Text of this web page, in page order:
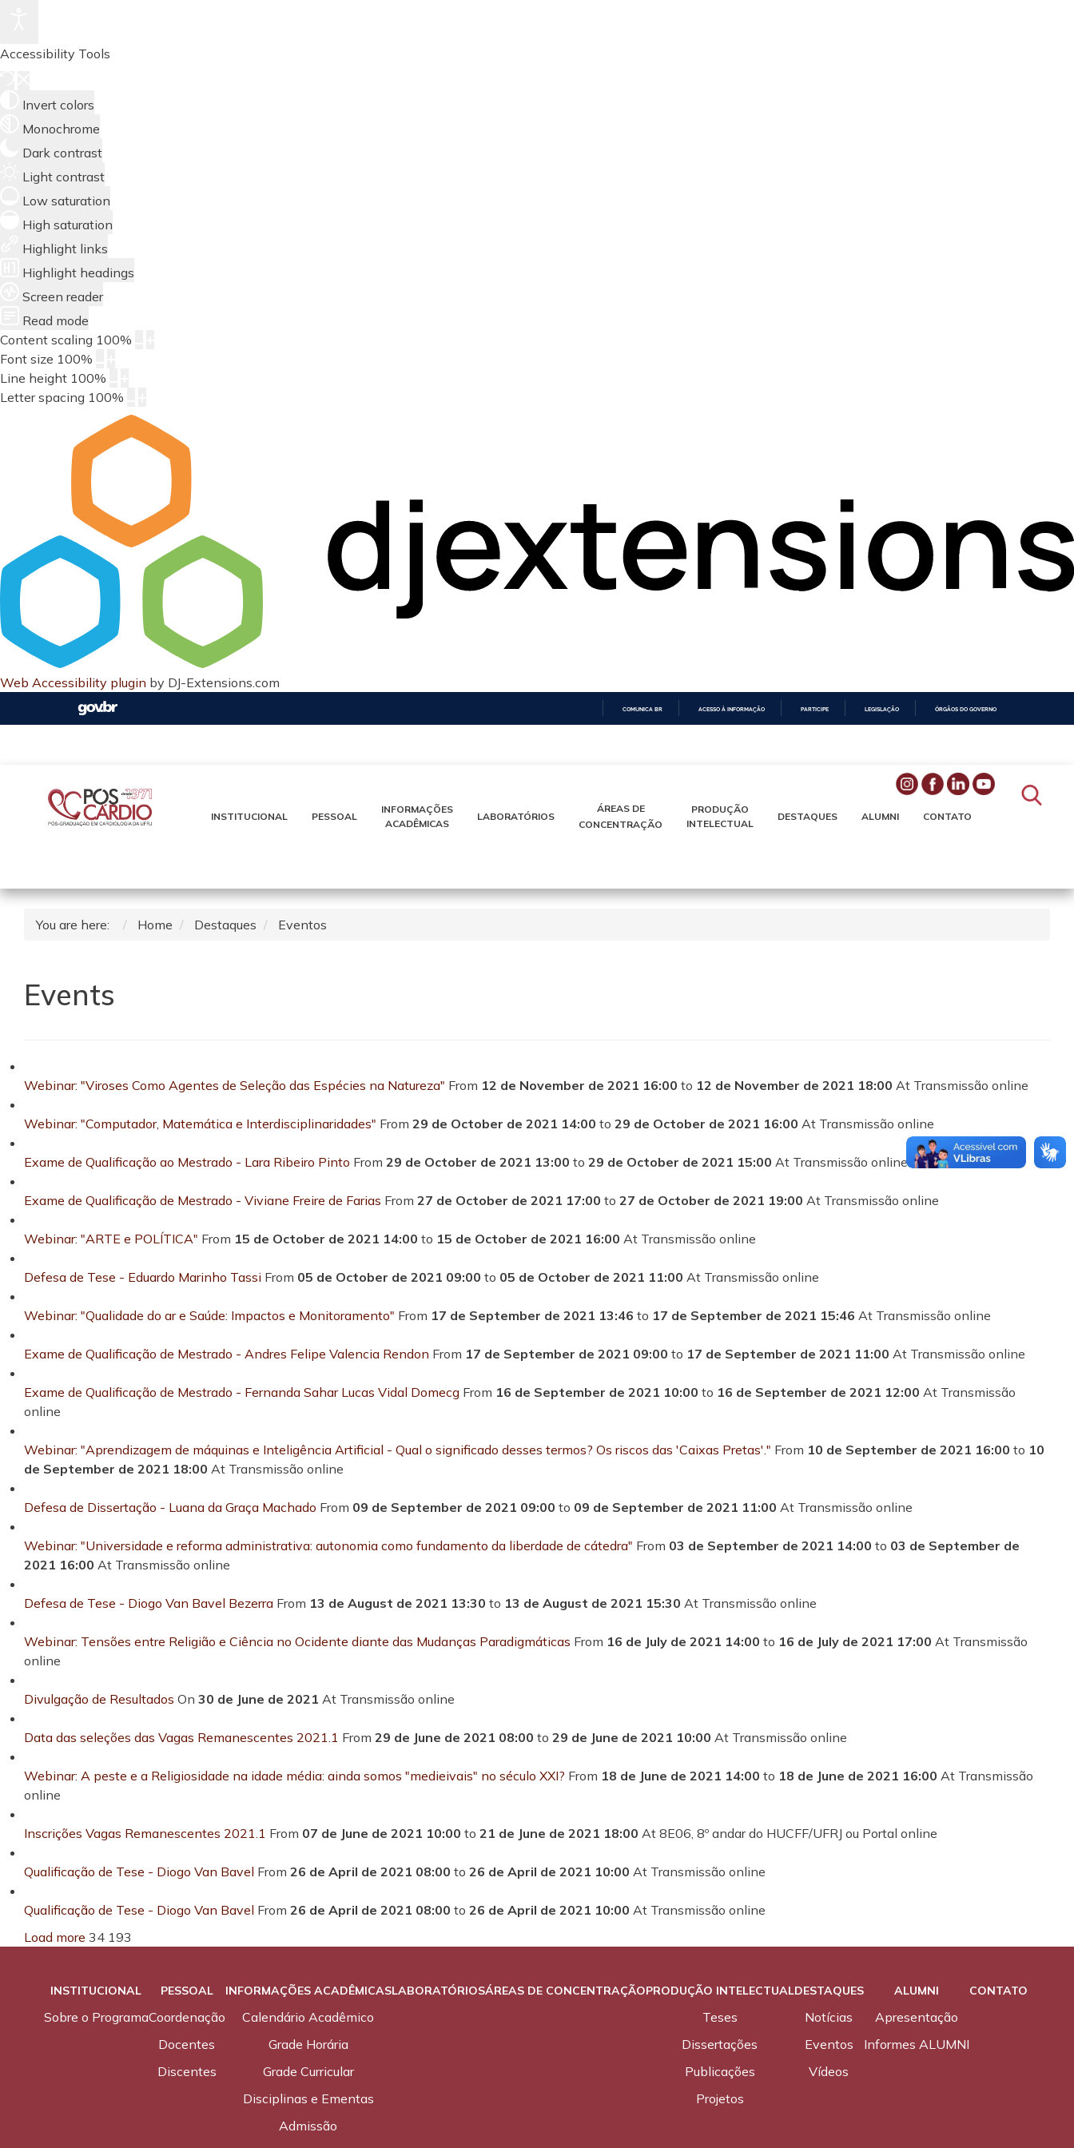
Accessibility Tools
Invert colors
Monochrome
Dark contrast
Light contrast
Low saturation
High saturation
Highlight links
Highlight headings
Screen reader
Read mode
Content scaling 100%
Font size 100%
Line height 100%
Letter spacing 100%
Web Accessibility plugin by DJ-Extensions.com
COMUNICA BR ACESSO À INFORMAÇÃO PARTICIPE LEGISLAÇÃO ÓRGÃOS DO GOVERNO
INSTITUCIONAL PESSOAL
INFORMAÇÕES
ACADÊMICAS
LABORATÓRIOS
ÁREAS DE
CONCENTRAÇÃO
PRODUÇÃO
INTELECTUAL
DESTAQUES ALUMNI CONTATO
You are here: Home Destaques Eventos
Events
Webinar: "Viroses Como Agentes de Seleção das Espécies na Natureza" From 12 de November de 2021 16:00 to 12 de November de 2021 18:00 At Transmissão online
Webinar: "Computador, Matemática e Interdisciplinaridades" From 29 de October de 2021 14:00 to 29 de October de 2021 16:00 At Transmissão online
Exame de Qualificação ao Mestrado - Lara Ribeiro Pinto From 29 de October de 2021 13:00 to 29 de October de 2021 15:00 At Transmissão online
Exame de Qualificação de Mestrado - Viviane Freire de Farias From 27 de October de 2021 17:00 to 27 de October de 2021 19:00 At Transmissão online
Webinar: "ARTE e POLÍTICA" From 15 de October de 2021 14:00 to 15 de October de 2021 16:00 At Transmissão online
Defesa de Tese - Eduardo Marinho Tassi From 05 de October de 2021 09:00 to 05 de October de 2021 11:00 At Transmissão online
Webinar: "Qualidade do ar e Saúde: Impactos e Monitoramento" From 17 de September de 2021 13:46 to 17 de September de 2021 15:46 At Transmissão online
Exame de Qualificação de Mestrado - Andres Felipe Valencia Rendon From 17 de September de 2021 09:00 to 17 de September de 2021 11:00 At Transmissão online
Exame de Qualificação de Mestrado - Fernanda Sahar Lucas Vidal Domecg From 16 de September de 2021 10:00 to 16 de September de 2021 12:00 At Transmissão
online
Webinar: "Aprendizagem de máquinas e Inteligência Artificial - Qual o significado desses termos? Os riscos das 'Caixas Pretas'." From 10 de September de 2021 16:00 to 10
de September de 2021 18:00 At Transmissão online
Defesa de Dissertação - Luana da Graça Machado From 09 de September de 2021 09:00 to 09 de September de 2021 11:00 At Transmissão online
Webinar: "Universidade e reforma administrativa: autonomia como fundamento da liberdade de cátedra" From 03 de September de 2021 14:00 to 03 de September de
2021 16:00 At Transmissão online
Defesa de Tese - Diogo Van Bavel Bezerra From 13 de August de 2021 13:30 to 13 de August de 2021 15:30 At Transmissão online
Webinar: Tensões entre Religião e Ciência no Ocidente diante das Mudanças Paradigmáticas From 16 de July de 2021 14:00 to 16 de July de 2021 17:00 At Transmissão
online
Divulgação de Resultados On 30 de June de 2021 At Transmissão online
Data das seleções das Vagas Remanescentes 2021.1 From 29 de June de 2021 08:00 to 29 de June de 2021 10:00 At Transmissão online
Webinar: A peste e a Religiosidade na idade média: ainda somos "medieivais" no século XXI? From 18 de June de 2021 14:00 to 18 de June de 2021 16:00 At Transmissão
online
Inscrições Vagas Remanescentes 2021.1 From 07 de June de 2021 10:00 to 21 de June de 2021 18:00 At 8E06, 8º andar do HUCFF/UFRJ ou Portal online
Qualificação de Tese - Diogo Van Bavel From 26 de April de 2021 08:00 to 26 de April de 2021 10:00 At Transmissão online
Qualificação de Tese - Diogo Van Bavel From 26 de April de 2021 08:00 to 26 de April de 2021 10:00 At Transmissão online
Load more 34 193
INSTITUCIONAL
Sobre o Programa
PESSOAL
Coordenação
Docentes
Discentes
INFORMAÇÕES ACADÊMICAS
Calendário Acadêmico
Grade Horária
Grade Curricular
Disciplinas e Ementas
Admissão
LABORATÓRIOSÁREAS DE CONCENTRAÇÃOPRODUÇÃO INTELECTUAL
Teses
Dissertações
Publicações
Projetos
DESTAQUES
Notícias
Eventos
Vídeos
ALUMNI
Apresentação
Informes ALUMNI
CONTATO